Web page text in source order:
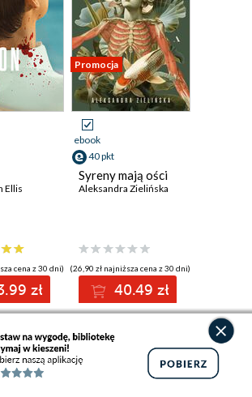
Ellis
cena z 30 dni)
zł
(-10%)
Promocja
ebook
40 pkt
Syreny mają ości
Aleksandra Zielińska
(26,90 zł najniższa cena z 30 dni)
40.49 zł
44.99zł (-10%)